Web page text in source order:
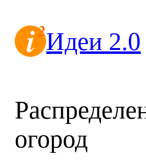
содержимомуИдеи 2.0
огород